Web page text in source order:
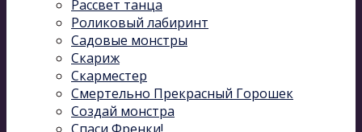
Рассвет танца
Роликовый лабиринт
Садовые монстры
Скариж
Скарместер
Смертельно Прекрасный Горошек
Создай монстра